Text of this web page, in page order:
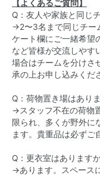
【よくあるご質問】
Q：友人や家族と同じ
→2〜3名まで同じチー
ケート欄にご一緒希望
など皆様が交流しやす
場合はチームを分けさ
承の上お申し込みくだ
Q：荷物置き場はあり
→スタッフ不在の荷物
限られ、多くが野外に
ます。貴重品は必ずご
Q：​​​​​​更衣室はあります
→あります。スペース